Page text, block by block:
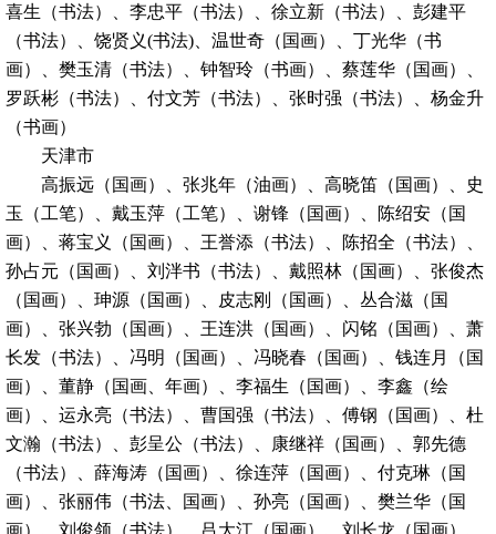
喜生（书法）、李忠平（书法）、徐立新（书法）、彭建平
（书法）、饶贤义(书法)、温世奇（国画）、丁光华（书
画）、樊玉清（书法）、钟智玲（书画）、蔡莲华（国画）、
罗跃彬（书法）、付文芳（书法）、张时强（书法）、杨金升
（书画）
天津市
高振远（国画）、张兆年（油画）、高晓笛（国画）、史
玉（工笔）、戴玉萍（工笔）、谢锋（国画）、陈绍安（国
画）、蒋宝义（国画）、王誉添（书法）、陈招全（书法）、
孙占元（国画）、刘泮书（书法）、戴照林（国画）、张俊杰
（国画）、珅源（国画）、皮志刚（国画）、丛合滋（国
画）、张兴勃（国画）、王连洪（国画）、闪铭（国画）、萧
长发（书法）、冯明（国画）、冯晓春（国画）、钱连月（国
画）、董静（国画、年画）、李福生（国画）、李鑫（绘
画）、运永亮（书法）、曹国强（书法）、傅钢（国画）、杜
文瀚（书法）、彭呈公（书法）、康继祥（国画）、郭先德
（书法）、薛海涛（国画）、徐连萍（国画）、付克琳（国
画）、张丽伟（书法、国画）、孙亮（国画）、樊兰华（国
画）、刘俊领（书法）、吕大江（国画）、刘长龙（国画）、